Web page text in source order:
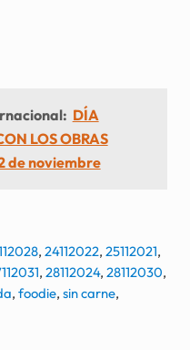
DÍA
LOS OBRAS
de noviembre
, 24112022, 25112021,
, 28112024, 28112030,
, foodie, sin carne,